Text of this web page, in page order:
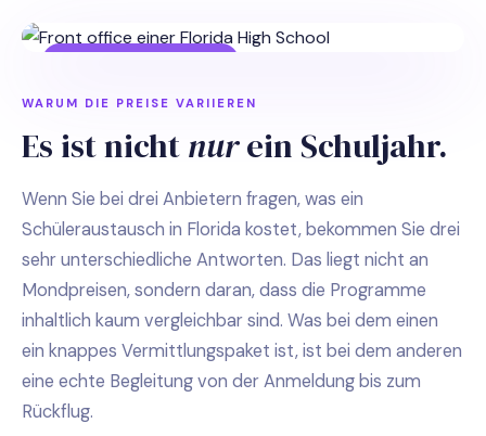
WARUM DIE PREISE VARIIEREN
Es ist nichtnurein Schuljahr.
Wenn Sie bei drei Anbietern fragen, was ein
Schüleraustausch in Florida kostet, bekommen Sie drei
sehr unterschiedliche Antworten. Das liegt nicht an
Mondpreisen, sondern daran, dass die Programme
inhaltlich kaum vergleichbar sind. Was bei dem einen
ein knappes Vermittlungspaket ist, ist bei dem anderen
eine echte Begleitung von der Anmeldung bis zum
Rückflug.
Manon · SIDO School
Online · meistens binnen Sekunden